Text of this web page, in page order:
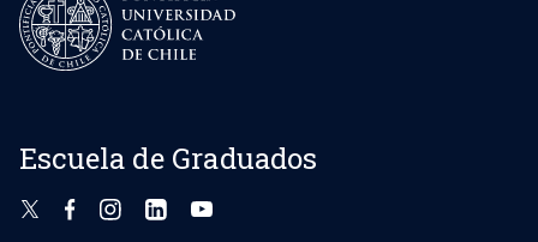
Escuela de Graduados